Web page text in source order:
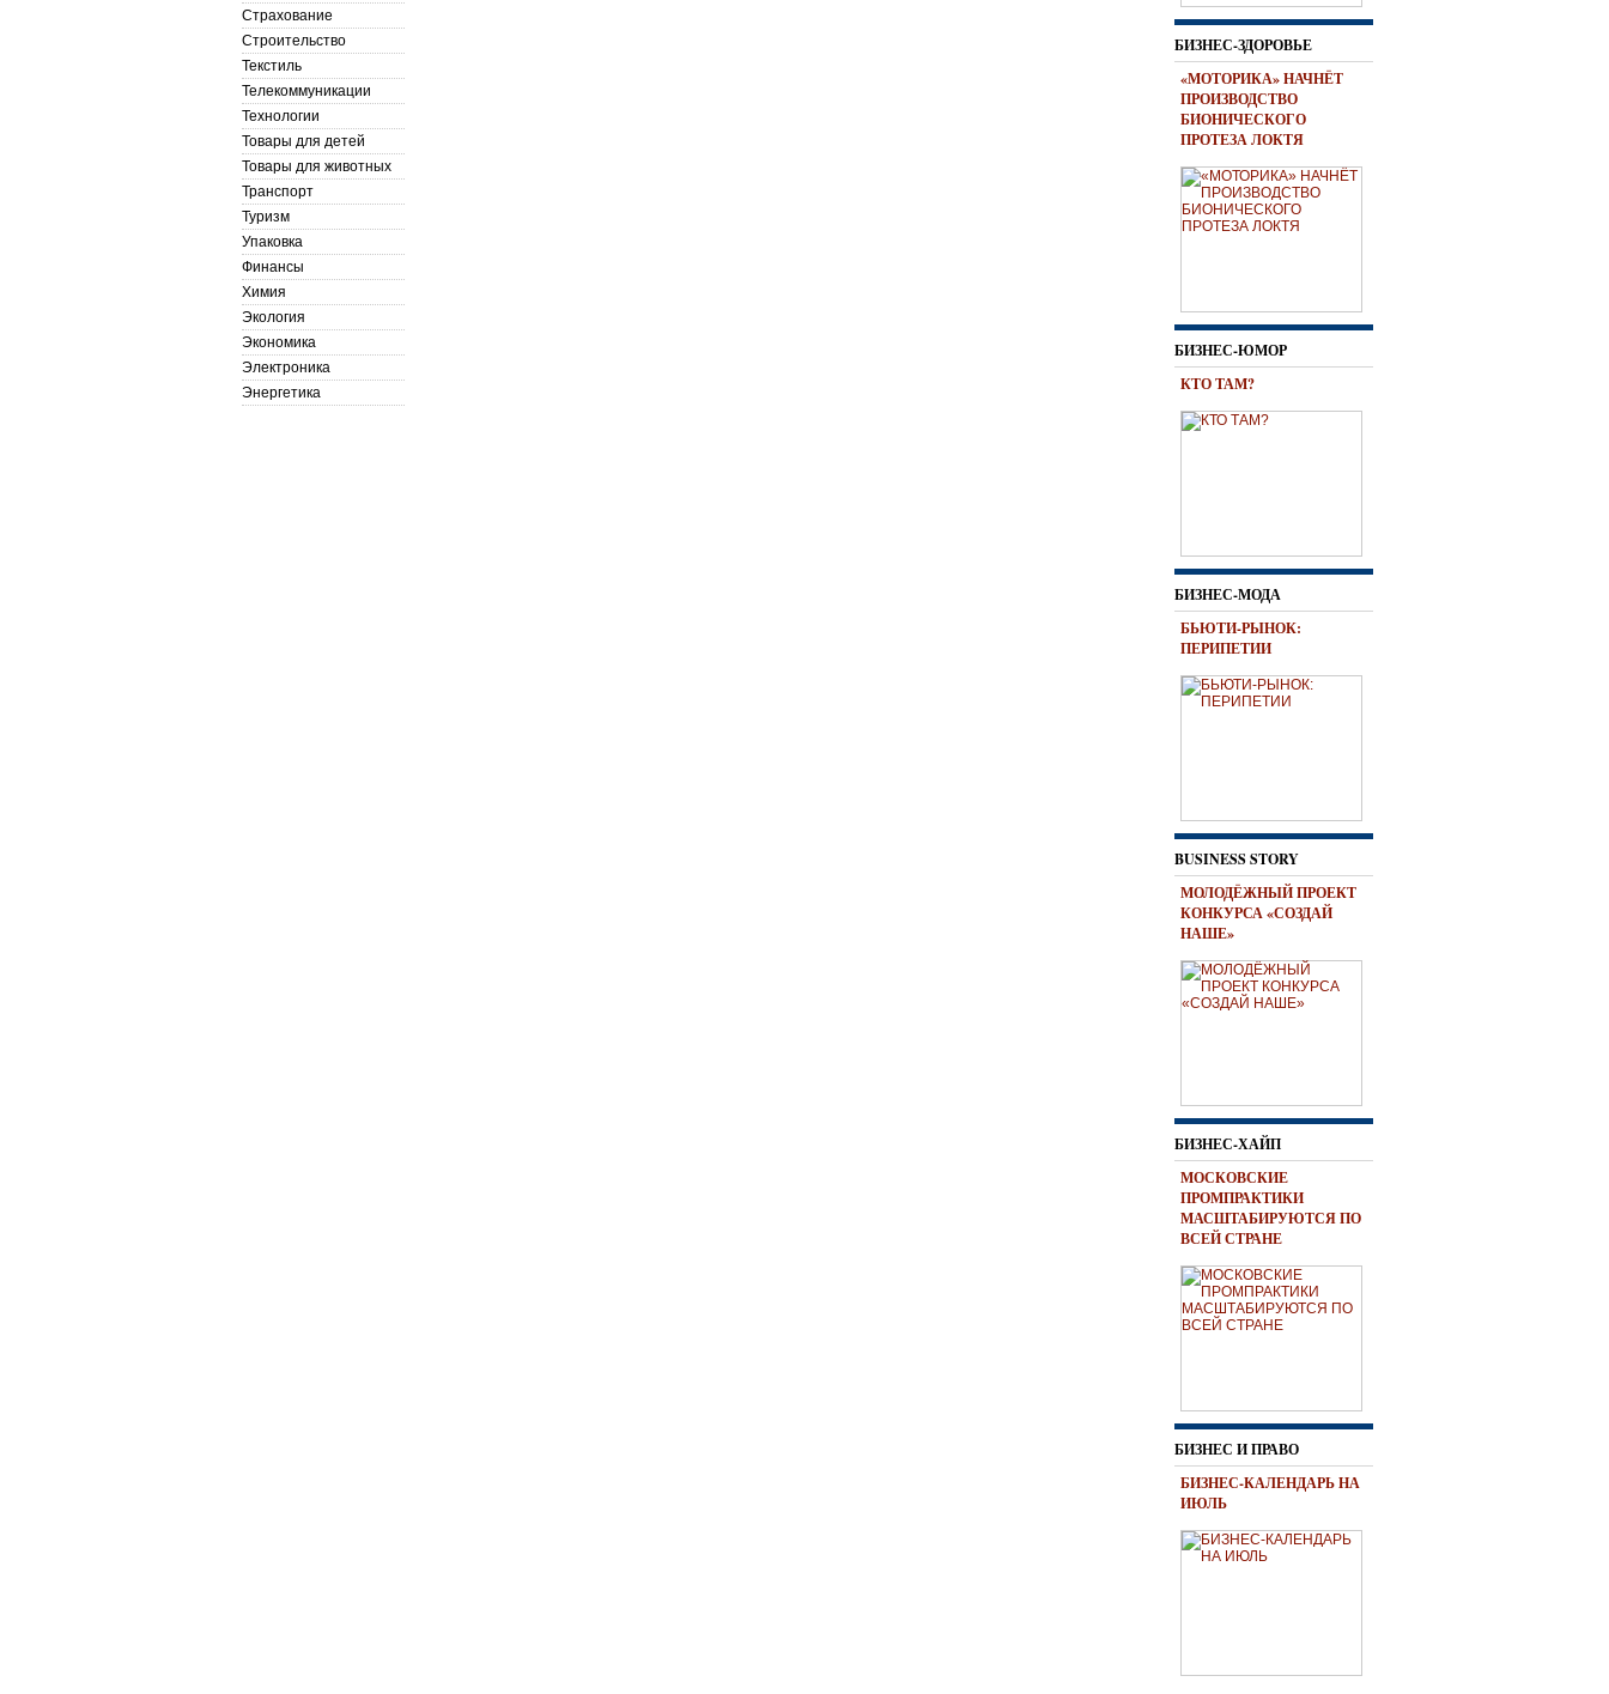
Страхование
Строительство
Текстиль
Телекоммуникации
Технологии
Товары для детей
Товары для животных
Транспорт
Туризм
Упаковка
Финансы
Химия
Экология
Экономика
Электроника
Энергетика
БИЗНЕС-ЗДОРОВЬЕ
«МОТОРИКА» НАЧНЁТ
ПРОИЗВОДСТВО
БИОНИЧЕСКОГО
ПРОТЕЗА ЛОКТЯ
БИЗНЕС-ЮМОР
КТО ТАМ?
БИЗНЕС-МОДА
БЬЮТИ-РЫНОК:
ПЕРИПЕТИИ
BUSINESS STORY
МОЛОДЁЖНЫЙ ПРОЕКТ
КОНКУРСА «СОЗДАЙ
НАШЕ»
БИЗНЕС-ХАЙП
МОСКОВСКИЕ
ПРОМПРАКТИКИ
МАСШТАБИРУЮТСЯ ПО
ВСЕЙ СТРАНЕ
БИЗНЕС И ПРАВО
БИЗНЕС-КАЛЕНДАРЬ НА
ИЮЛЬ